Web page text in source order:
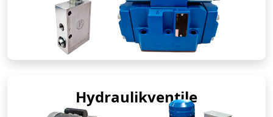
Hydraulikventile